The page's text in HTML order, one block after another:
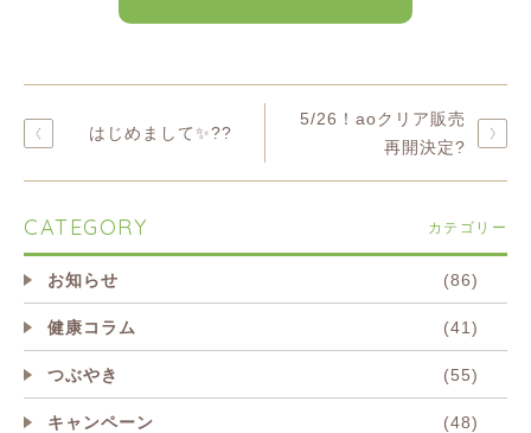
はじめまして✨??
5/26！aoクリア販売
再開決定?
CATEGORY カテゴリー
お知らせ (86)
健康コラム (41)
つぶやき (55)
キャンペーン (48)